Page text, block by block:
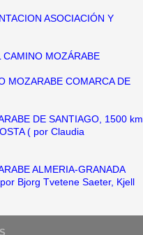
ASOCIACIÓN Y
CAMINO MOZÁRABE
MOZARABE COMARCA DE
DE SANTIAGO, 1500 km
( por Claudia
ALMERIA-GRANADA
Bjorg Tvetene Saeter, Kjell